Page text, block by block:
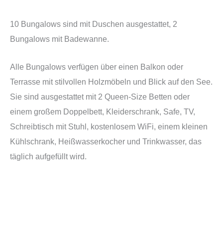
10 Bungalows sind mit Duschen ausgestattet, 2
Bungalows mit Badewanne.
Alle Bungalows verfügen über einen Balkon oder
Terrasse mit stilvollen Holzmöbeln und Blick auf den See.
Sie sind ausgestattet mit 2 Queen-Size Betten oder
einem großem Doppelbett, Kleiderschrank, Safe, TV,
Schreibtisch mit Stuhl, kostenlosem WiFi, einem kleinen
Kühlschrank, Heißwasserkocher und Trinkwasser, das
täglich aufgefüllt wird.